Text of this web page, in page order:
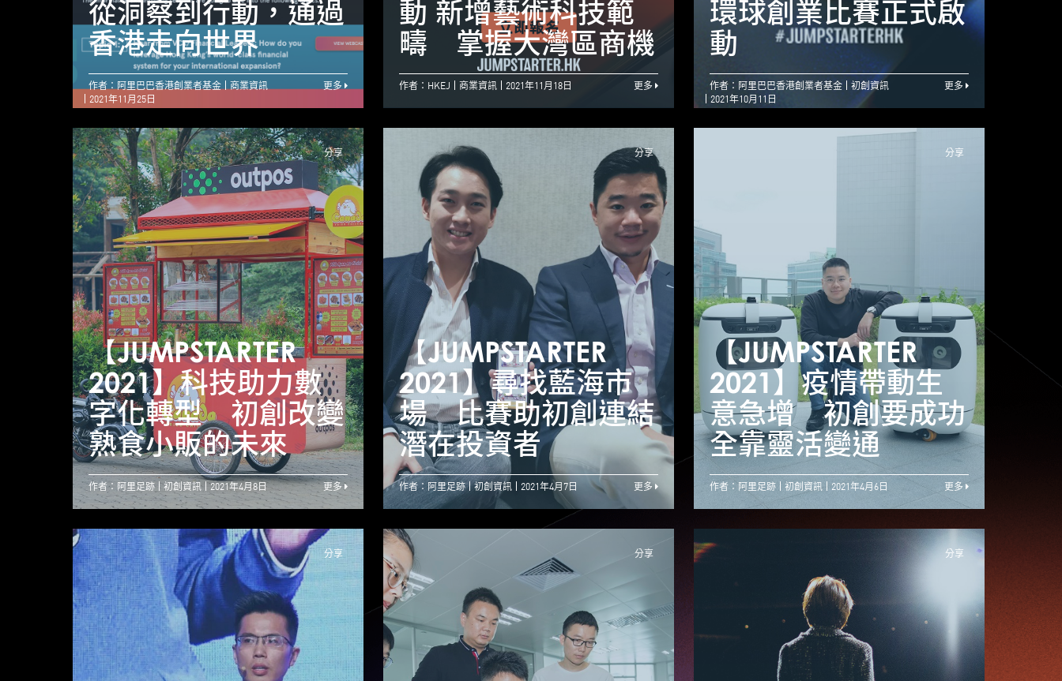
從洞察到行動，通過
香港走向世界
從洞察到行動，通過
香港走向世界
作者：阿里巴巴香港創業者基金
商業資訊
2021年11月25日
更多
動 新增藝術科技範
疇 掌握大灣區商機
動 新增藝術科技範
疇 掌握大灣區商機
作者：HKEJ 商業資訊 2021年11月18日 更多
環球創業比賽正式啟
動
作者：阿里巴巴香港創業者基金
初創資訊
2021年10月11日
更多
分享
【JUMPSTARTER
2021】科技助力數
字化轉型 初創改變
熟食小販的未來
【JUMPSTARTER
2021】科技助力數
字化轉型 初創改變
熟食小販的未來
作者：阿里足跡 初創資訊 2021年4月8日 更多
分享
【JUMPSTARTER
2021】尋找藍海市
場 比賽助初創連結
潛在投資者
【JUMPSTARTER
2021】尋找藍海市
場 比賽助初創連結
潛在投資者
作者：阿里足跡 初創資訊 2021年4月7日 更多
分享
【JUMPSTARTER
2021】疫情帶動生
意急增 初創要成功
全靠靈活變通
【
作者：阿里足跡 初創資訊 2021年4月6日 更多
分享 分享 分享